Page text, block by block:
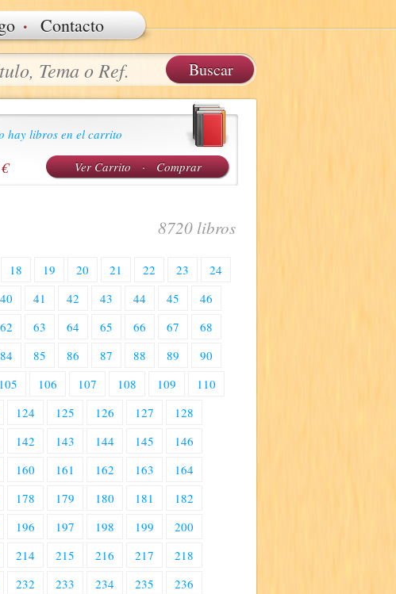
· Contacto
hay libros en el carrito
Ver Carrito · Comprar
8720 libros
18 19 20 21 22 23
24
40 41 42 43 44 45
46
62 63 64 65 66 67
68
84 85 86 87 88 89
90
105 106 107 108 109
110
124 125 126 127
128
142 143 144 145
146
160 161 162 163
164
178 179 180 181
182
196 197 198 199
200
214 215 216 217
218
232 233 234 235
236